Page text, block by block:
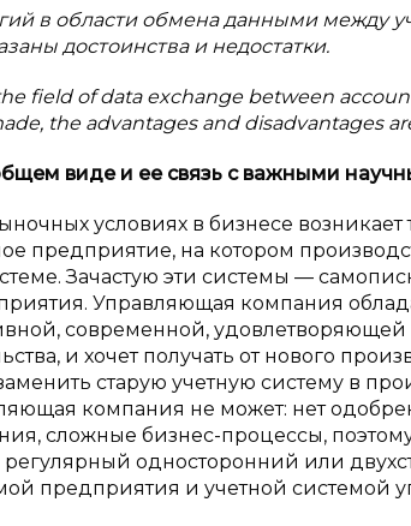
в области обмена данными между
достоинства и недостатки.
field of data exchange between
the advantages and disadvantages
виде и ее связь с важными
условиях в бизнесе
предприятие, на котором
Зачастую эти системы —
Управляющая компания
современной,
и хочет получать от нового
старую учетную систему в
компания не может: нет
сложные бизнес-процессы,
регулярный односторонний или
предприятия и учетной системой